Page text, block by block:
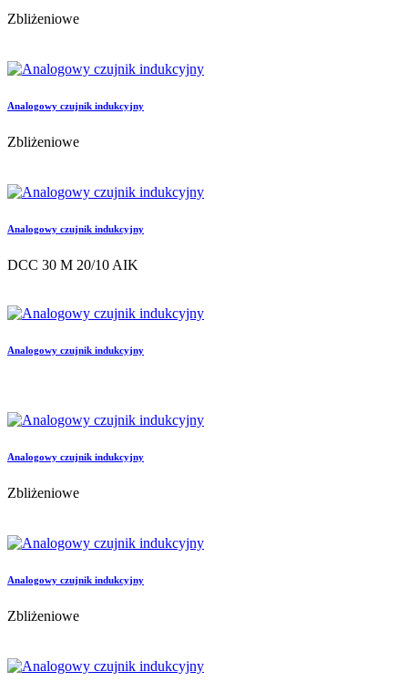
Zbliżeniowe
Analogowy czujnik indukcyjny
Zbliżeniowe
Analogowy czujnik indukcyjny
DCC 30 M 20/10 AIK
Analogowy czujnik indukcyjny
Analogowy czujnik indukcyjny
Zbliżeniowe
Analogowy czujnik indukcyjny
Zbliżeniowe